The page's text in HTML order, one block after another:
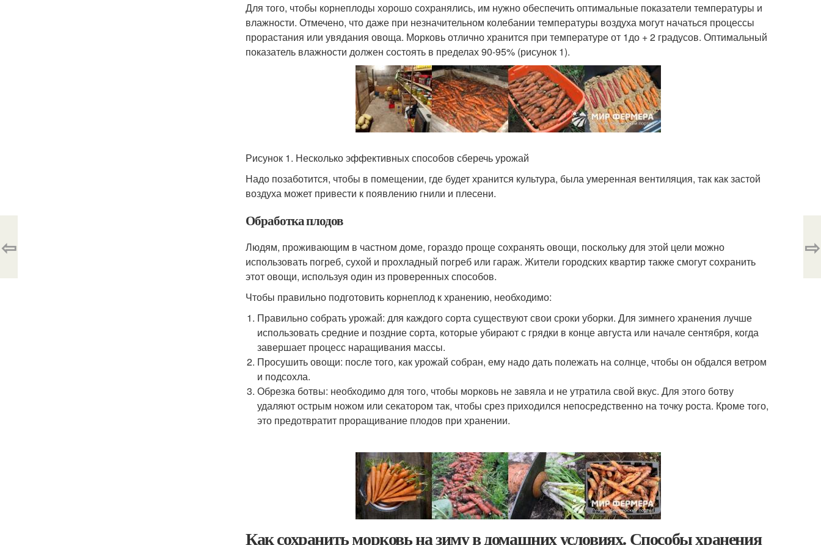
Для того, чтобы корнеплоды хорошо сохранялись, им нужно обеспечить оптимальные показатели температуры и
влажности. Отмечено, что даже при незначительном колебании температуры воздуха могут начаться процессы
прорастания или увядания овоща. Морковь отлично хранится при температуре от 1до + 2 градусов. Оптимальный
показатель влажности должен состоять в пределах 90-95% (рисунок 1).
Рисунок 1. Несколько эффективных способов сберечь урожай
Надо позаботится, чтобы в помещении, где будет хранится культура, была умеренная вентиляция, так как застой
воздуха может привести к появлению гнили и плесени.
Обработка плодов
Людям, проживающим в частном доме, гораздо проще сохранять овощи, поскольку для этой цели можно
использовать погреб, сухой и прохладный погреб или гараж. Жители городских квартир также смогут сохранить
этот овощи, используя один из проверенных способов.
Чтобы правильно подготовить корнеплод к хранению, необходимо:
Правильно собрать урожай: для каждого сорта существуют свои сроки уборки. Для зимнего хранения лучше
использовать средние и поздние сорта, которые убирают с грядки в конце августа или начале сентября, когда
завершает процесс наращивания массы.
Просушить овощи: после того, как урожай собран, ему надо дать полежать на солнце, чтобы он обдался ветром
и подсохла.
Обрезка ботвы: необходимо для того, чтобы морковь не завяла и не утратила свой вкус. Для этого ботву
удаляют острым ножом или секатором так, чтобы срез приходился непосредственно на точку роста. Кроме того,
это предотвратит проращивание плодов при хранении.
Как сохранить морковь на зиму в домашних условиях. Способы хранения
⇦ ⇨